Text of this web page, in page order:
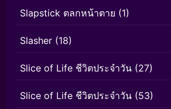
Slapstick ตลกหน้าตาย (1)
Slasher (18)
Slice of Life ชีวิตประจำวัน (27)
Slice of Life ชีวิตประจำวัน (53)